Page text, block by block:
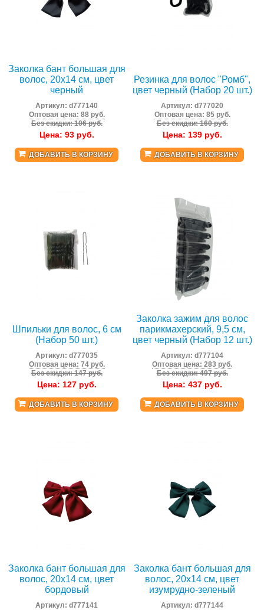
Заколка бант большая для
волос, 20x14 см, цвет
черный
Артикул:d777140
Оптовая цена: 88 руб.
Без скидки: 106 руб.
Цена: 93руб.
ДОБАВИТЬ В КОРЗИНУ
Резинка для волос "Ромб",
цвет черный (Набор 20 шт.)
Артикул:d777020
Оптовая цена: 85 руб.
Без скидки: 160 руб.
Цена: 139руб.
ДОБАВИТЬ В КОРЗИНУ
Шпильки для волос, 6 см
(Набор 50 шт.)
Артикул:d777035
Оптовая цена: 74 руб.
Без скидки: 147 руб.
Цена: 127руб.
ДОБАВИТЬ В КОРЗИНУ
Заколка зажим для волос
парикмахерский, 9,5 см,
цвет черный (Набор 12 шт.)
Артикул:d777104
Оптовая цена: 283 руб.
Без скидки: 497 руб.
Цена: 437руб.
ДОБАВИТЬ В КОРЗИНУ
Заколка бант большая для
волос, 20x14 см, цвет
бордовый
Артикул:d777141
Заколка бант большая для
волос, 20x14 см, цвет
изумрудно-зеленый
Артикул:d777144